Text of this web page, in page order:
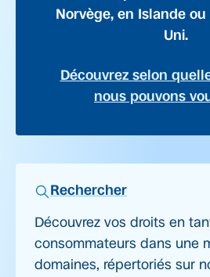
Norvège, en Islande ou
Uni.
Découvrez selon
nous pouvons
Rechercher
Découvrez vos droits en
consommateurs dans une
domaines, répertoriés sur